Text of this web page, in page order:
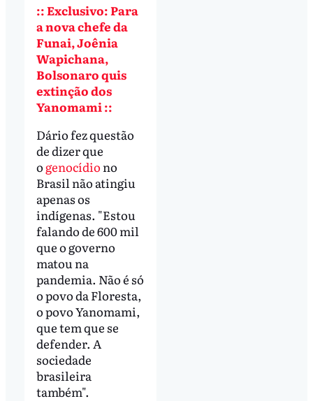
:: Exclusivo: Para
a nova chefe da
Funai, Joênia
Wapichana,
Bolsonaro quis
extinção dos
Yanomami ::
Dário fez questão
de dizer que
ogenocídio no
Brasil não atingiu
apenas os
indígenas. "Estou
falando de 600 mil
que o governo
matou na
pandemia. Não é só
o povo da Floresta,
o povo Yanomami,
que tem que se
defender. A
sociedade
brasileira
também".